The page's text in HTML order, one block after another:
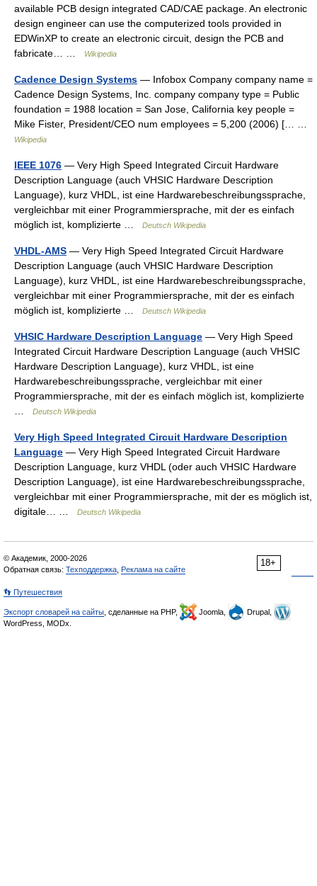
available PCB design integrated CAD/CAE package. An electronic
design engineer can use the computerized tools provided in
EDWinXP to create an electronic circuit, design the PCB and
fabricate… …
Wikipedia
Cadence Design Systems — Infobox Company company name =
Cadence Design Systems, Inc. company company type = Public
foundation = 1988 location = San Jose, California key people =
Mike Fister, President/CEO num employees = 5,200 (2006) [… …
Wikipedia
IEEE 1076 — Very High Speed Integrated Circuit Hardware
Description Language (auch VHSIC Hardware Description
Language), kurz VHDL, ist eine Hardwarebeschreibungssprache,
vergleichbar mit einer Programmiersprache, mit der es einfach
möglich ist, komplizierte …
Deutsch Wikipedia
VHDL-AMS — Very High Speed Integrated Circuit Hardware
Description Language (auch VHSIC Hardware Description
Language), kurz VHDL, ist eine Hardwarebeschreibungssprache,
vergleichbar mit einer Programmiersprache, mit der es einfach
möglich ist, komplizierte …
Deutsch Wikipedia
VHSIC Hardware Description Language — Very High Speed
Integrated Circuit Hardware Description Language (auch VHSIC
Hardware Description Language), kurz VHDL, ist eine
Hardwarebeschreibungssprache, vergleichbar mit einer
Programmiersprache, mit der es einfach möglich ist, komplizierte
Deutsch Wikipedia
Very High Speed Integrated Circuit Hardware Description
Language — Very High Speed Integrated Circuit Hardware
Description Language, kurz VHDL (oder auch VHSIC Hardware
Description Language), ist eine Hardwarebeschreibungssprache,
vergleichbar mit einer Programmiersprache, mit der es möglich ist,
digitale… …
Deutsch Wikipedia
18+
© Академик, 2000-2026
Обратная связь: Техподдержка Реклама на сайте
👣 Путешествия
Экспорт словарей на сайты , сделанные на PHP, Joomla,
Drupal,
WordPress, MODx.